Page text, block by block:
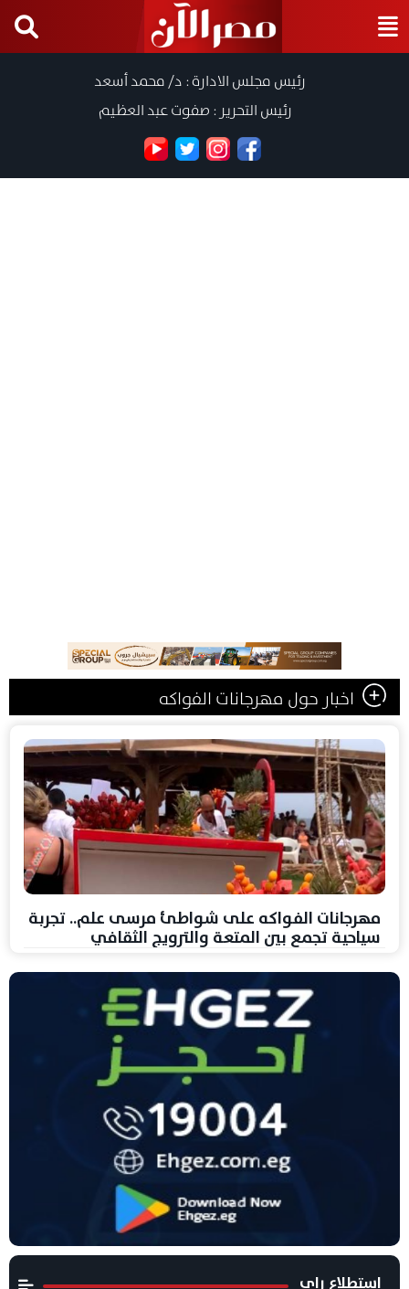
رئيس مجلس الادارة : د/ محمد أسعد
رئيس التحرير : صفوت عبد العظيم
اخبار حول مهرجانات الفواكه
مهرجانات الفواكه على شواطئ مرسى علم.. تجربة
سياحية تجمع بين المتعة والترويج الثقافي
استطلاع راى